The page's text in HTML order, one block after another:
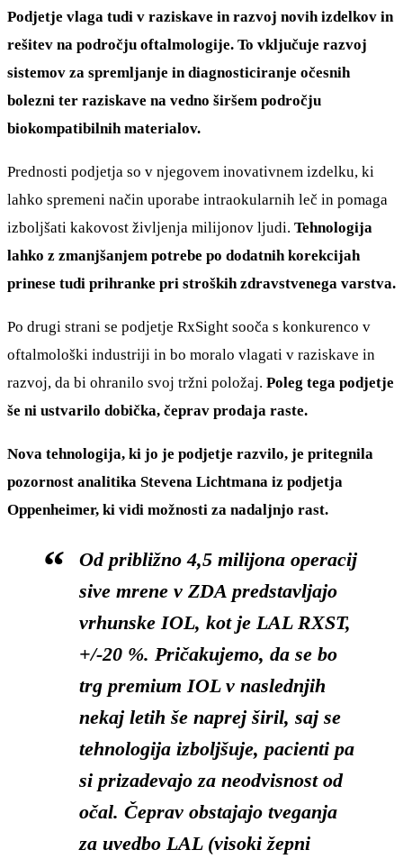
Podjetje vlaga tudi v raziskave in razvoj novih izdelkov in
rešitev na področju oftalmologije. To vključuje razvoj
sistemov za spremljanje in diagnosticiranje očesnih
bolezni ter raziskave na vedno širšem področju
biokompatibilnih materialov.
Prednosti podjetja so v njegovem inovativnem izdelku, ki
lahko spremeni način uporabe intraokularnih leč in pomaga
izboljšati kakovost življenja milijonov ljudi. Tehnologija
lahko z zmanjšanjem potrebe po dodatnih korekcijah
prinese tudi prihranke pri stroških zdravstvenega varstva.
Po drugi strani se podjetje RxSight sooča s konkurenco v
oftalmološki industriji in bo moralo vlagati v raziskave in
razvoj, da bi ohranilo svoj tržni položaj. Poleg tega podjetje
še ni ustvarilo dobička, čeprav prodaja raste.
Nova tehnologija, ki jo je podjetje razvilo, je pritegnila
pozornost analitika Stevena Lichtmana iz podjetja
Oppenheimer, ki vidi možnosti za nadaljnjo rast.
Od približno 4,5 milijona operacij
sive mrene v ZDA predstavljajo
vrhunske IOL, kot je LAL RXST,
+/-20 %. Pričakujemo, da se bo
trg premium IOL v naslednjih
nekaj letih še naprej širil, saj se
tehnologija izboljšuje, pacienti pa
si prizadevajo za neodvisnost od
očal. Čeprav obstajajo tveganja
za uvedbo LAL (visoki žepni